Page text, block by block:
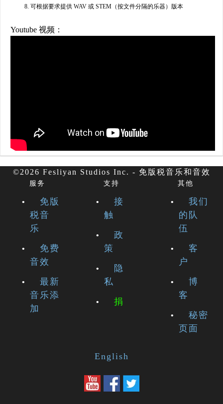
可根据要求提供 WAV 或 STEM（按文件分隔的乐器）版本
Youtube 视频：
©2026 Fesliyan Studios Inc. - 免版税音乐和音效
服务
免版
税音
乐
免费
音效
最新
音乐添
加
支持
接
触
政
策
隐
私
捐
其他
我们
的队
伍
客
户
博
客
秘密
页面
English